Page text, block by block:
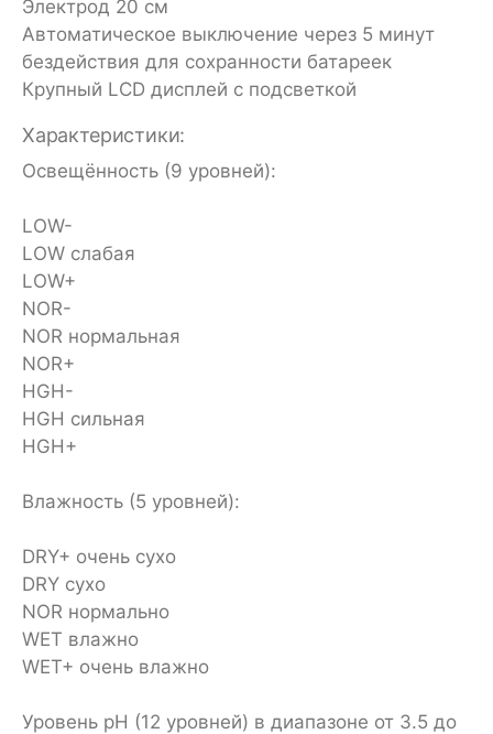
Электрод 20 см
Автоматическое выключение через 5 минут
бездействия для сохранности батареек
Крупный LCD дисплей с подсветкой
Характеристики:
Освещённость (9 уровней):
LOW-
LOW слабая
LOW+
NOR-
NOR нормальная
NOR+
HGH-
HGH сильная
HGH+
Влажность (5 уровней):
DRY+ очень сухо
DRY сухо
NOR нормально
WET влажно
WET+ очень влажно
Уровень рН (12 уровней) в диапазоне от 3.5 до